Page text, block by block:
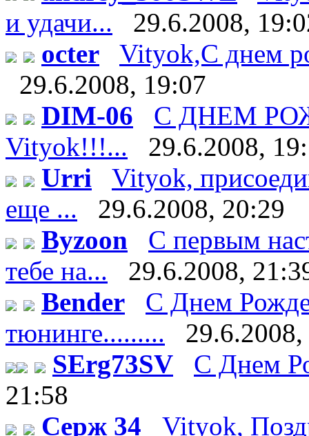
и удачи...
29.6.2008,
octer
Vityok,С днем
29.6.2008, 19:07
DIM-06
С ДНЕМ
Vityok!!!...
29.6.2008,
Urri
Vityok,
еще ...
29.6.2008, 20:29
Byzoon
С первым
тебе на...
29.6.2008,
Bender
С Днем
тюнинге.........
SErg73SV
С Днем
21:58
Серж 34
Vityok,